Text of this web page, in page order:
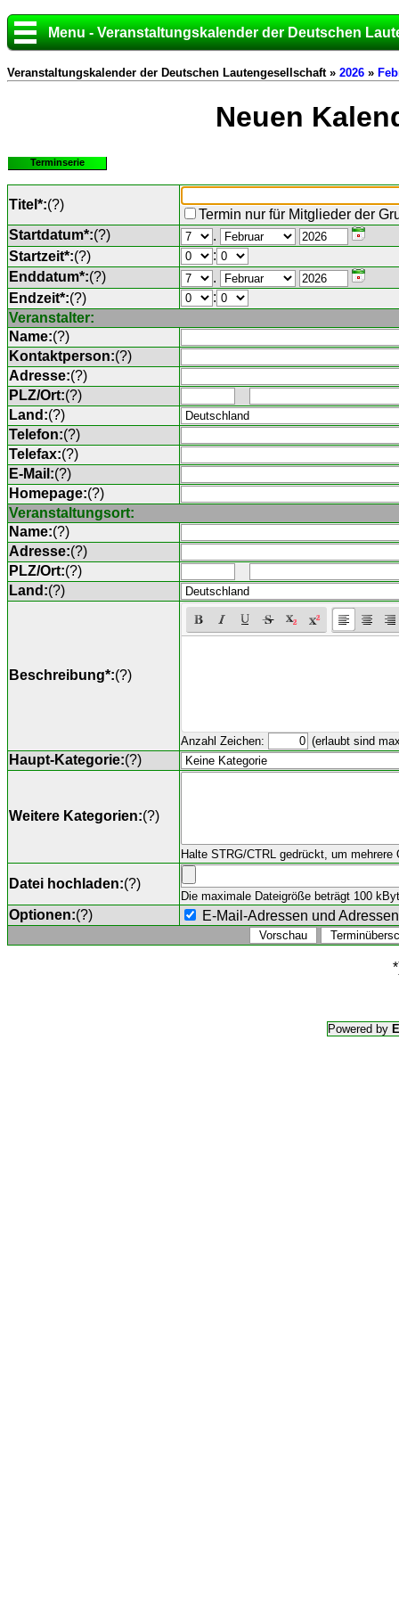
Menu - Veranstaltungskalender der Deutschen
Veranstaltungskalender der Deutschen Lautengesellschaft » 2026 »
Neuen
Terminserie
Titel*:(?)
Termin nur für Mitglieder der
Startdatum*:(?)
.
Startzeit*:(?)
:
Enddatum*:(?)
.
Endzeit*:(?)
:
Veranstalter:
Name:(?)
Kontaktperson:(?)
Adresse:(?)
PLZ/Ort:(?)
Land:(?)
Telefon:(?)
Telefax:(?)
E-Mail:(?)
Homepage:(?)
Veranstaltungsort:
Name:(?)
Adresse:(?)
PLZ/Ort:(?)
Land:(?)
Beschreibung*:(?)
Anzahl Zeichen: (erlaubt sind
Haupt-Kategorie:(?)
Weitere Kategorien:(?)
Halte STRG/CTRL gedrückt, um mehrere
Datei hochladen:(?)
Die maximale Dateigröße beträgt 100
Optionen:(?) E-Mail-Adressen und
Powered by